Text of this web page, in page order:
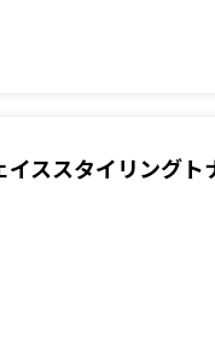
ススタイリングト